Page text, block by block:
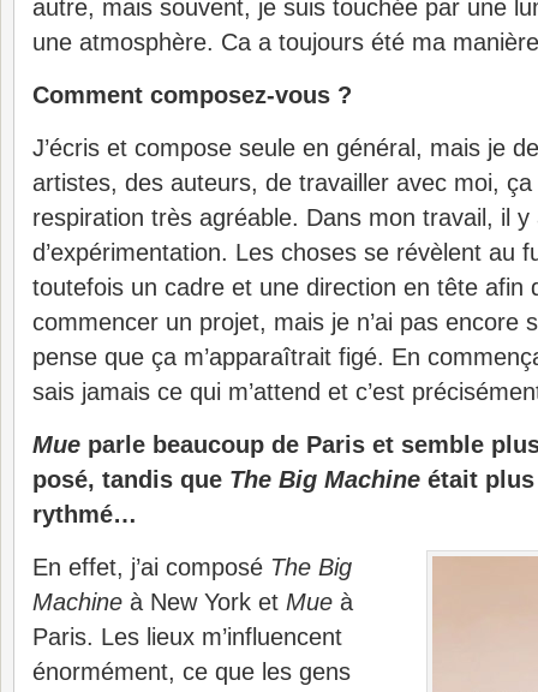
autre, mais souvent, je suis touchée par une
une atmosphère. Ca a toujours été ma
Comment composez-vous ?
J’écris et compose seule en général, mais je
artistes, des auteurs, de travailler avec moi,
respiration très agréable. Dans mon travail, il
d’expérimentation. Les choses se révèlent au
toutefois un cadre et une direction en tête afin
commencer un projet, mais je n’ai pas encore
pense que ça m’apparaîtrait figé. En
sais jamais ce qui m’attend et c’est
Mue parle beaucoup de Paris et semble
posé, tandis que The Big Machine était
rythmé…
En effet, j’ai composé The Big
Machine à New York et Mue à
Paris. Les lieux m’influencent
énormément, ce que les gens